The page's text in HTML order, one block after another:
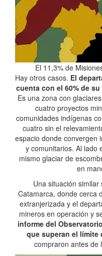
El 11,3% de
Hay otros casos. El
cuenta con el 60% de
Es una zona con
cuatro proyectos
comunidades indígenas
cuatro sin el
espacio donde convergen
y comunitarios. Al lado
mismo glaciar de
en
Una situación
Catamarca, donde cerca
extranjerizada y el
mineros en operación y
informe del
que superan el límite
compraron antes de